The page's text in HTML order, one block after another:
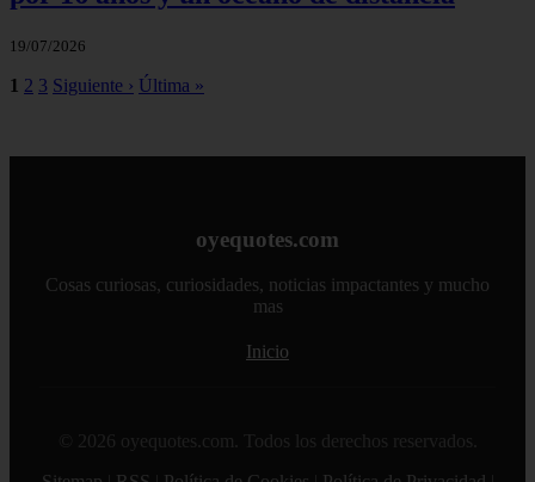
19/07/2026
1 2 3 Siguiente › Última »
oyequotes.com
Cosas curiosas, curiosidades, noticias impactantes y mucho
mas
Inicio
© 2026 oyequotes.com. Todos los derechos reservados.